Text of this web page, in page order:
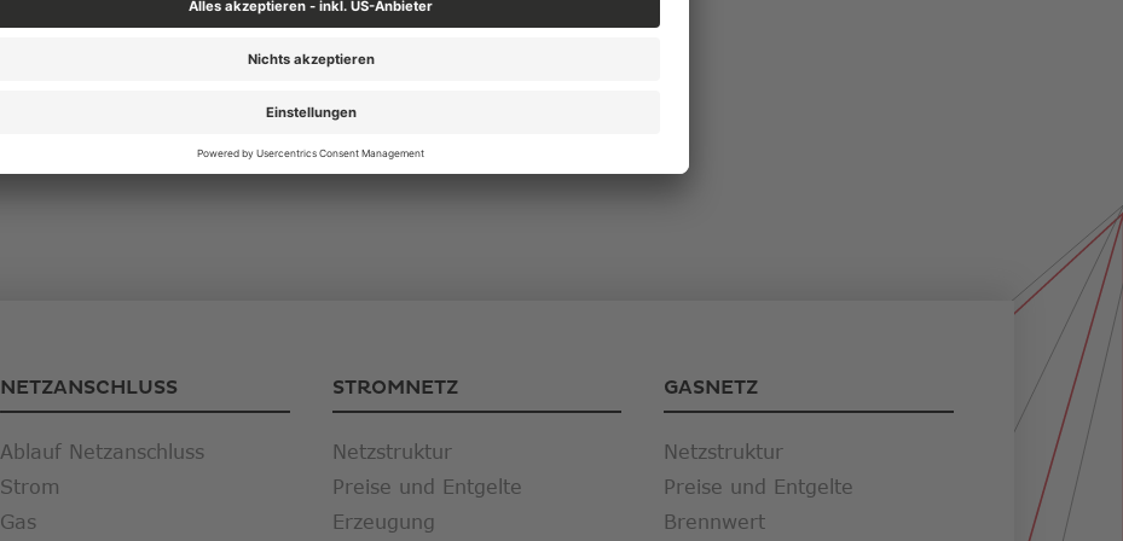
NETZANSCHLUSS
Ablauf Netzanschluss
Strom
Gas
STROMNETZ
Netzstruktur
Preise und Entgelte
Erzeugung
GASNETZ
Netzstruktur
Preise und Entgelte
Brennwert